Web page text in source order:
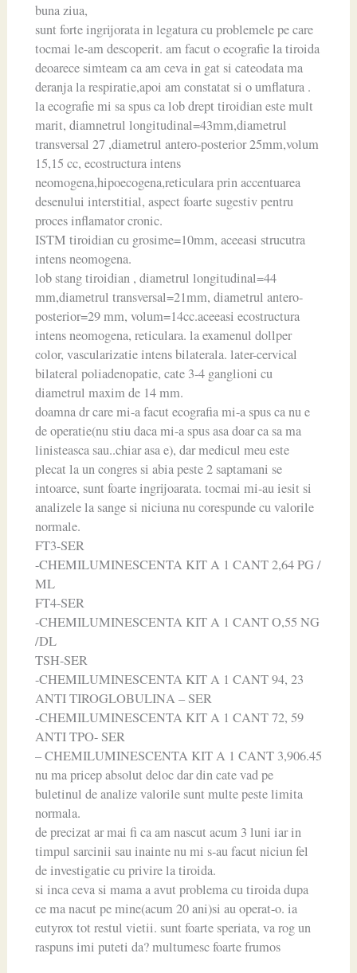
buna ziua,
sunt forte ingrijorata in legatura cu problemele pe care
tocmai le-am descoperit. am facut o ecografie la tiroida
deoarece simteam ca am ceva in gat si cateodata ma
deranja la respiratie,apoi am constatat si o umflatura .
la ecografie mi sa spus ca lob drept tiroidian este mult
marit, diamnetrul longitudinal=43mm,diametrul
transversal 27 ,diametrul antero-posterior 25mm,volum
15,15 cc, ecostructura intens
neomogena,hipoecogena,reticulara prin accentuarea
desenului interstitial, aspect foarte sugestiv pentru
proces inflamator cronic.
ISTM tiroidian cu grosime=10mm, aceeasi strucutra
intens neomogena.
lob stang tiroidian , diametrul longitudinal=44
mm,diametrul transversal=21mm, diametrul antero-
posterior=29 mm, volum=14cc.aceeasi ecostructura
intens neomogena, reticulara. la examenul dollper
color, vascularizatie intens bilaterala. later-cervical
bilateral poliadenopatie, cate 3-4 ganglioni cu
diametrul maxim de 14 mm.
doamna dr care mi-a facut ecografia mi-a spus ca nu e
de operatie(nu stiu daca mi-a spus asa doar ca sa ma
linisteasca sau..chiar asa e), dar medicul meu este
plecat la un congres si abia peste 2 saptamani se
intoarce, sunt foarte ingrijoarata. tocmai mi-au iesit si
analizele la sange si niciuna nu corespunde cu valorile
normale.
FT3-SER
-CHEMILUMINESCENTA KIT A 1 CANT 2,64 PG /
ML
FT4-SER
-CHEMILUMINESCENTA KIT A 1 CANT O,55 NG
/DL
TSH-SER
-CHEMILUMINESCENTA KIT A 1 CANT 94, 23
ANTI TIROGLOBULINA – SER
-CHEMILUMINESCENTA KIT A 1 CANT 72, 59
ANTI TPO- SER
– CHEMILUMINESCENTA KIT A 1 CANT 3,906.45
nu ma pricep absolut deloc dar din cate vad pe
buletinul de analize valorile sunt multe peste limita
normala.
de precizat ar mai fi ca am nascut acum 3 luni iar in
timpul sarcinii sau inainte nu mi s-au facut niciun fel
de investigatie cu privire la tiroida.
si inca ceva si mama a avut problema cu tiroida dupa
ce ma nacut pe mine(acum 20 ani)si au operat-o. ia
eutyrox tot restul vietii. sunt foarte speriata, va rog un
raspuns imi puteti da? multumesc foarte frumos